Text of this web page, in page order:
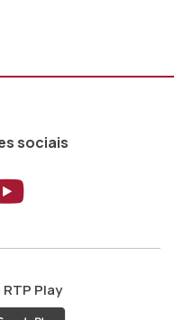
sociais
ao ao
Aceder
RTP Play